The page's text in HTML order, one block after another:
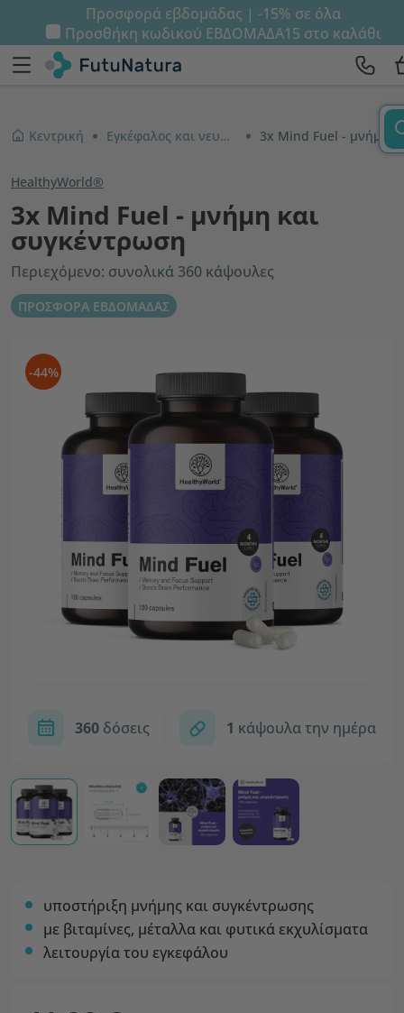
Προσφορά εβδομάδας | -15% σε όλα
Προσθήκη κωδικού ΕΒΔΟΜΑΔΑ15 στο καλάθι
Κεντρική Εγκέφαλος και νευρικό σύστημα
HealthyWorld®
3x Mind Fuel - μνήμη και
συγκέντρωση
Περιεχόμενο: συνολικά 360 κάψουλες
ΠΡΟΣΦΟΡΑ ΕΒΔΟΜΑΔΑΣ
-44%
360 δόσεις 1 κάψουλα την ημέρα
υποστήριξη μνήμης και συγκέντρωσης
με βιταμίνες, μέταλλα και φυτικά εκχυλίσματα
λειτουργία του εγκεφάλου